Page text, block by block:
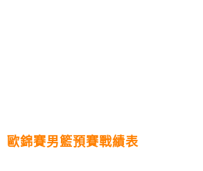
歐錦賽男籃預賽戰績表